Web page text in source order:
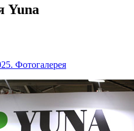
Yuna
Фотогалерея